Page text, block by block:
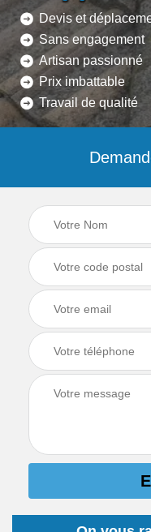
Devis et
Sans engagement
Artisan passionné
Prix imbattable
Travail de qualité